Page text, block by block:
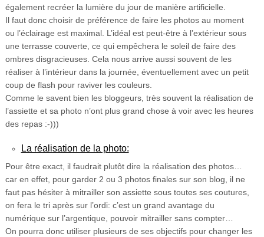
également recréer la lumière du jour de manière artificielle.
Il faut donc choisir de préférence de faire les photos au moment
ou l’éclairage est maximal. L’idéal est peut-être à l’extérieur sous
une terrasse couverte, ce qui empêchera le soleil de faire des
ombres disgracieuses. Cela nous arrive aussi souvent de les
réaliser à l’intérieur dans la journée, éventuellement avec un petit
coup de flash pour raviver les couleurs.
Comme le savent bien les bloggeurs, très souvent la réalisation de
l’assiette et sa photo n’ont plus grand chose à voir avec les heures
des repas :-)))
La réalisation de la photo:
Pour être exact, il faudrait plutôt dire la réalisation des photos…
car en effet, pour garder 2 ou 3 photos finales sur son blog, il ne
faut pas hésiter à mitrailler son assiette sous toutes ses coutures,
on fera le tri après sur l’ordi: c’est un grand avantage du
numérique sur l’argentique, pouvoir mitrailler sans compter…
On pourra donc utiliser plusieurs de ses objectifs pour changer les